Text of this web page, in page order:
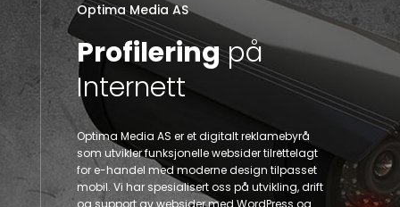
Optima Media AS
Profileringpå
Internett
Optima Media AS er et digitalt reklamebyrå
som utvikler funksjonelle websider tilrettelagt
for e-handel med moderne design tilpasset
mobil. Vi har spesialisert oss på utvikling, drift